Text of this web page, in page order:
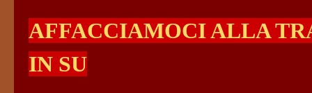
AFFACCIAMOCI ALLA
IN SU